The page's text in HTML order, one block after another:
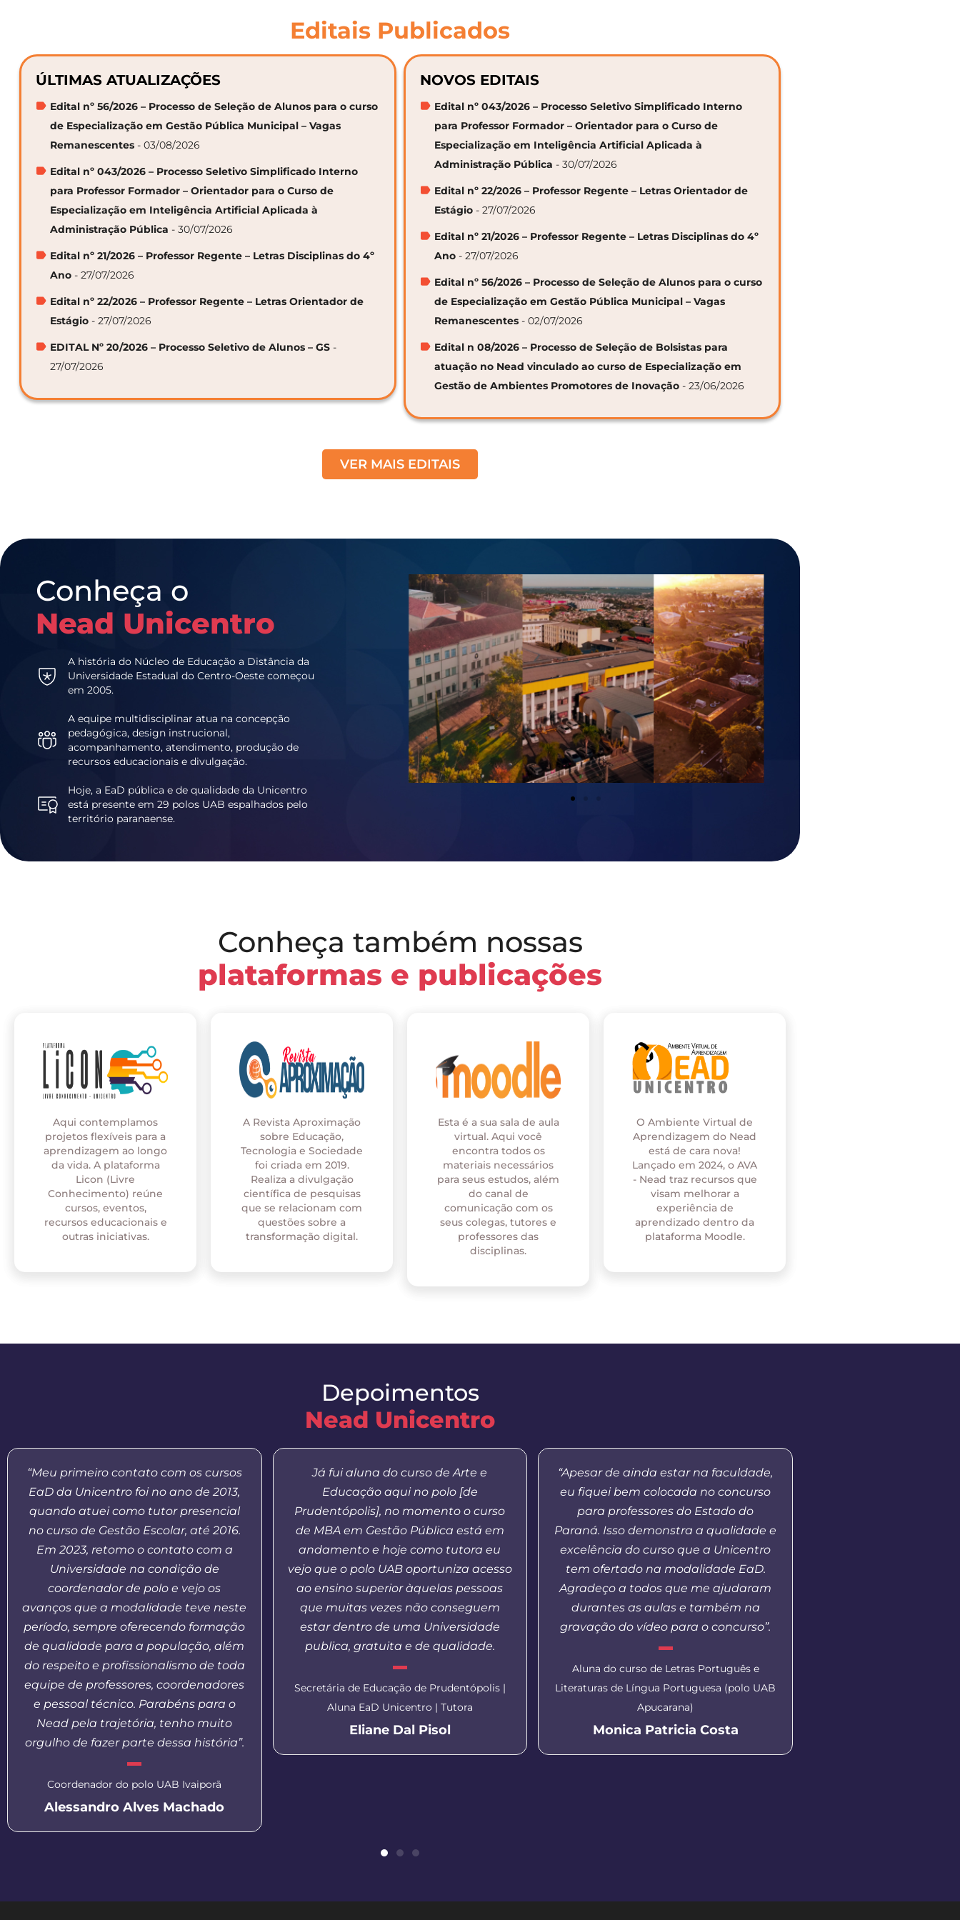
Editais Publicados
ÚLTIMAS ATUALIZAÇÕES
Edital nº 56/2026 – Processo de Seleção de Alunos para o curso
de Especialização em Gestão Pública Municipal – Vagas
Remanescentes - 03/08/2026
Edital nº 043/2026 – Processo Seletivo Simplificado Interno
para Professor Formador – Orientador para o Curso de
Especialização em Inteligência Artificial Aplicada à
Administração Pública - 30/07/2026
Edital nº 21/2026 – Professor Regente – Letras Disciplinas do 4º
Ano - 27/07/2026
Edital nº 22/2026 – Professor Regente – Letras Orientador de
Estágio - 27/07/2026
EDITAL Nº 20/2026 – Processo Seletivo de Alunos – GS -
27/07/2026
NOVOS EDITAIS
Edital nº 043/2026 – Processo Seletivo Simplificado Interno
para Professor Formador – Orientador para o Curso de
Especialização em Inteligência Artificial Aplicada à
Administração Pública - 30/07/2026
Edital nº 22/2026 – Professor Regente – Letras Orientador de
Estágio - 27/07/2026
Edital nº 21/2026 – Professor Regente – Letras Disciplinas do 4º
Ano - 27/07/2026
Edital nº 56/2026 – Processo de Seleção de Alunos para o curso
de Especialização em Gestão Pública Municipal – Vagas
Remanescentes - 02/07/2026
Edital n 08/2026 – Processo de Seleção de Bolsistas para
atuação no Nead vinculado ao curso de Especialização em
Gestão de Ambientes Promotores de Inovação - 23/06/2026
VER MAIS EDITAIS
Conheça o
Nead Unicentro
A história do Núcleo de Educação a Distância da
Universidade Estadual do Centro-Oeste começou
em 2005.
A equipe multidisciplinar atua na concepção
pedagógica, design instrucional,
acompanhamento, atendimento, produção de
recursos educacionais e divulgação.
Hoje, a EaD pública e de qualidade da Unicentro
está presente em 29 polos UAB espalhados pelo
território paranaense.
Conheça também nossas
plataformas e publicações
Aqui contemplamos
projetos flexíveis para a
aprendizagem ao longo
da vida. A plataforma
Licon (Livre
Conhecimento) reúne
cursos, eventos,
recursos educacionais e
outras iniciativas.
A Revista Aproximação
sobre Educação,
Tecnologia e Sociedade
foi criada em 2019.
Realiza a divulgação
científica de pesquisas
que se relacionam com
questões sobre a
transformação digital.
Esta é a sua sala de aula
virtual. Aqui você
encontra todos os
materiais necessários
para seus estudos, além
do canal de
comunicação com os
seus colegas, tutores e
professores das
disciplinas.
O Ambiente Virtual de
Aprendizagem do Nead
está de cara nova!
Lançado em 2024, o AVA
- Nead traz recursos que
visam melhorar a
experiência de
aprendizado dentro da
plataforma Moodle.
Depoimentos
Nead Unicentro
“Meu primeiro contato com os cursos
EaD da Unicentro foi no ano de 2013,
quando atuei como tutor presencial
no curso de Gestão Escolar, até 2016.
Em 2023, retomo o contato com a
Universidade na condição de
coordenador de polo e vejo os
avanços que a modalidade teve neste
período, sempre oferecendo formação
de qualidade para a população, além
do respeito e profissionalismo de toda
equipe de professores, coordenadores
e pessoal técnico. Parabéns para o
Nead pela trajetória, tenho muito
orgulho de fazer parte dessa história”.
Coordenador do polo UAB Ivaiporã
Alessandro Alves Machado
Já fui aluna do curso de Arte e
Educação aqui no polo [de
Prudentópolis], no momento o curso
de MBA em Gestão Pública está em
andamento e hoje como tutora eu
vejo que o polo UAB oportuniza acesso
ao ensino superior àquelas pessoas
que muitas vezes não conseguem
estar dentro de uma Universidade
publica, gratuita e de qualidade.
Secretária de Educação de Prudentópolis |
Aluna EaD Unicentro | Tutora
Eliane Dal Pisol
“Apesar de ainda estar na faculdade,
eu fiquei bem colocada no concurso
para professores do Estado do
Paraná. Isso demonstra a qualidade e
excelência do curso que a Unicentro
tem ofertado na modalidade EaD.
Agradeço a todos que me ajudaram
durantes as aulas e também na
gravação do vídeo para o concurso”.
Aluna do curso de Letras Português e
Literaturas de Língua Portuguesa (polo UAB
Apucarana)
Monica Patricia Costa